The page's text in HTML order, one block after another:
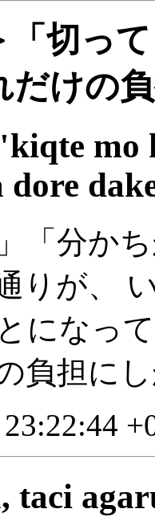
「切っ
だけの
dore
「分か
りが、
になっ
負担に
taci